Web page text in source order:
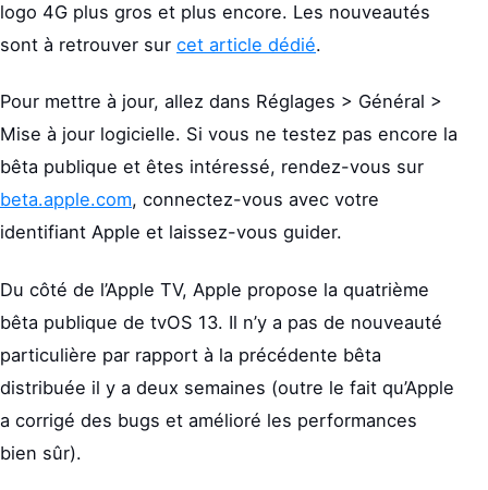
logo 4G plus gros et plus encore. Les nouveautés
sont à retrouver sur cet article dédié.
Pour mettre à jour, allez dans Réglages > Général >
Mise à jour logicielle. Si vous ne testez pas encore la
bêta publique et êtes intéressé, rendez-vous sur
beta.apple.com, connectez-vous avec votre
identifiant Apple et laissez-vous guider.
Du côté de l’Apple TV, Apple propose la quatrième
bêta publique de tvOS 13. Il n’y a pas de nouveauté
particulière par rapport à la précédente bêta
distribuée il y a deux semaines (outre le fait qu’Apple
a corrigé des bugs et amélioré les performances
bien sûr).